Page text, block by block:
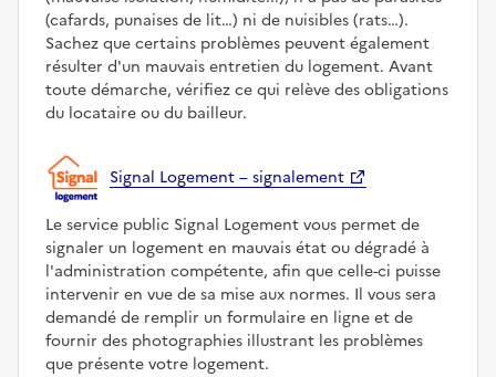
(cafards, punaises de lit…) ni de nuisibles (rats…).
Sachez que certains problèmes peuvent également
résulter d'un mauvais entretien du logement. Avant
toute démarche, vérifiez ce qui relève des obligations
du locataire ou du bailleur.
Signal Logement – signalement
Le service public Signal Logement vous permet de
signaler un logement en mauvais état ou dégradé à
l'administration compétente, afin que celle-ci puisse
intervenir en vue de sa mise aux normes. Il vous sera
demandé de remplir un formulaire en ligne et de
fournir des photographies illustrant les problèmes
que présente votre logement.